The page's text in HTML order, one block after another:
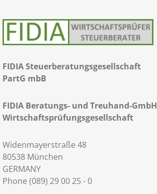
FIDIA Steuerberatungsgesellschaft
PartG mbB
FIDIA Beratungs- und Treuhand-GmbH
Wirtschaftsprüfungsgesellschaft
Widenmayerstraße 48
80538 München
GERMANY
Phone (089) 29 00 25 - 0